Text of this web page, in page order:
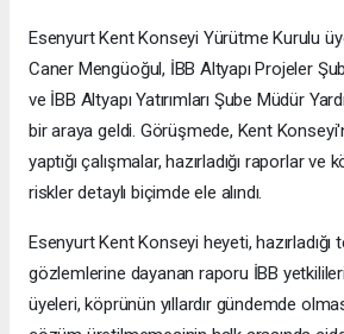
Esenyurt Kent Konseyi Yürütme Kurulu
Caner Mengüoğul, İBB Altyapı Projeler
ve İBB Altyapı Yatırımları Şube Müdür
bir araya geldi. Görüşmede, Kent
yaptığı çalışmalar, hazırladığı raporlar
riskler detaylı biçimde ele alındı.
Esenyurt Kent Konseyi heyeti, hazırladığı
gözlemlerine dayanan raporu İBB
üyeleri, köprünün yıllardır gündemde